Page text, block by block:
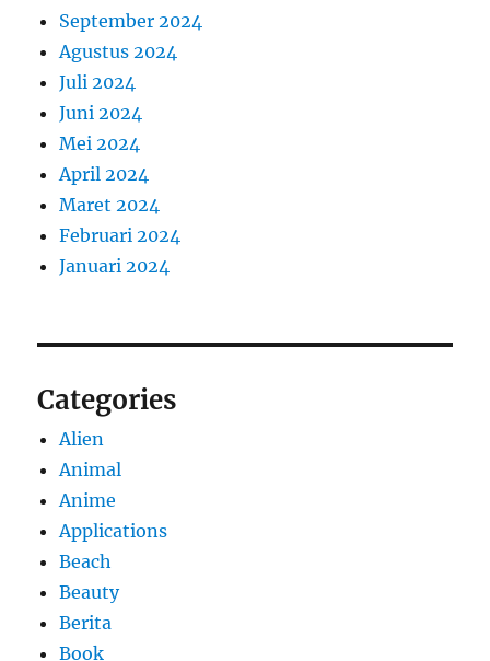
September 2024
Agustus 2024
Juli 2024
Juni 2024
Mei 2024
April 2024
Maret 2024
Februari 2024
Januari 2024
Categories
Alien
Animal
Anime
Applications
Beach
Beauty
Berita
Book